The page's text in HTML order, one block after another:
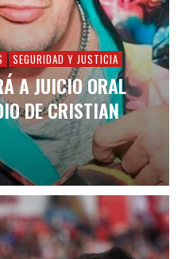
SEGURIDAD Y JUSTICIA
A JUICIO ORAL
DE CRISTIAN